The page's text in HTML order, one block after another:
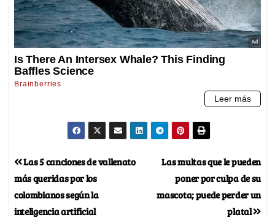
Las multas que le pueden
poner por culpa de su
mascota; puede perder un
platal
Las 5 canciones de vallenato
más queridas por los
colombianos según la
inteligencia artificial